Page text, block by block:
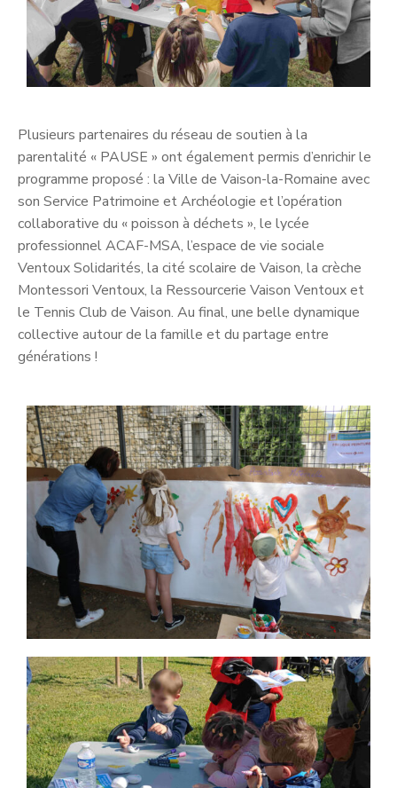
Plusieurs partenaires du réseau de soutien à la
parentalité « PAUSE » ont également permis d’enrichir le
programme proposé : la Ville de Vaison-la-Romaine avec
son Service Patrimoine et Archéologie et l’opération
collaborative du « poisson à déchets », le lycée
professionnel ACAF-MSA, l’espace de vie sociale
Ventoux Solidarités, la cité scolaire de Vaison, la crèche
Montessori Ventoux, la Ressourcerie Vaison Ventoux et
le Tennis Club de Vaison. Au final, une belle dynamique
collective autour de la famille et du partage entre
générations !